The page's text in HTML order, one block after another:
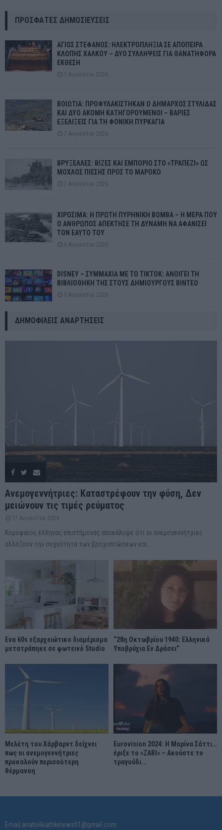
ΠΡΌΣΦΑΤΕΣ ΔΗΜΟΣΙΕΎΣΕΙΣ
ΑΓΙΟΣ ΣΤΕΦΑΝΟΣ: ΗΛΕΚΤΡΟΠΛΗΞΙΑ ΣΕ ΑΠΟΠΕΙΡΑ
ΚΛΟΠΗΣ ΧΑΛΚΟΥ – ΔΥΟ ΣΥΛΛΗΨΕΙΣ ΓΙΑ ΘΑΝΑΤΗΦΟΡΑ
ΕΚΘΕΣΗ
7 Αυγούστου 2026
ΒΟΙΩΤΙΑ: ΠΡΟΦΥΛΑΚΙΣΤΗΚΑΝ Ο ΔΗΜΑΡΧΟΣ ΣΤΥΛΙΔΑΣ
ΚΑΙ ΔΥΟ ΑΚΟΜΗ ΚΑΤΗΓΟΡΟΥΜΕΝΟΙ – ΒΑΡΙΕΣ
ΕΞΕΛΙΞΕΙΣ ΓΙΑ ΤΗ ΦΟΝΙΚΗ ΠΥΡΚΑΓΙΑ
7 Αυγούστου 2026
ΒΡΥΞΕΛΛΕΣ: ΒΙΖΕΣ ΚΑΙ ΕΜΠΟΡΙΟ ΣΤΟ «ΤΡΑΠΕΖΙ» ΩΣ
ΜΟΧΛΟΣ ΠΙΕΣΗΣ ΠΡΟΣ ΤΟ ΜΑΡΟΚΟ
7 Αυγούστου 2026
ΧΙΡΟΣΙΜΑ: Η ΠΡΩΤΗ ΠΥΡΗΝΙΚΗ ΒΟΜΒΑ – Η ΜΕΡΑ ΠΟΥ
Ο ΑΝΘΡΩΠΟΣ ΑΠΕΚΤΗΣΕ ΤΗ ΔΥΝΑΜΗ ΝΑ ΑΦΑΝΙΣΕΙ
ΤΟΝ ΕΑΥΤΟ ΤΟΥ
6 Αυγούστου 2026
DISNEY – ΣΥΜΜΑΧΙΑ ΜΕ ΤΟ TIKTOK: ΑΝΟΙΓΕΙ ΤΗ
ΒΙΒΛΙΟΘΗΚΗ ΤΗΣ ΣΤΟΥΣ ΔΗΜΙΟΥΡΓΟΥΣ ΒΙΝΤΕΟ
6 Αυγούστου 2026
ΔΗΜΟΦΙΛΕΊΣ ΑΝΑΡΤΉΣΕΙΣ
Ανεμογεννήτριες: Καταστρέφουν την φύση, Δεν
μειώνουν τις τιμές ρεύματος
17 Αυγούστου 2024
Κορυφαίος έλληνας επιστήμονας αποκάλυψε ότι οι ανεμογεννήτριες
αλλάζουν την συχνότητα των βροχοπτώσεων και...
Ένα 60s εξαρχειώτικο διαμέρισμα
μετατράπηκε σε φωτεινό Studio
“28η Οκτωβρίου 1940: Ελληνικά
Υποβρύχια Εν Δράσει”
Μελέτη του Χάρβαρντ δείχνει
πως οι ανεμογεννήτριες
προκαλούν περισσότερη
θέρμανση
Eurovision 2024: Η Μαρίνα Σάττι…
έριξε το «ZARI» – Ακούστε το
τραγούδι...
Email:anatolikiattikinews01@gmail.com